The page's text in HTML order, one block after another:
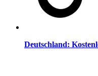
Deutschland: